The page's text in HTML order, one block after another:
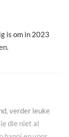
is om in 2023
verder leuke
die niet al